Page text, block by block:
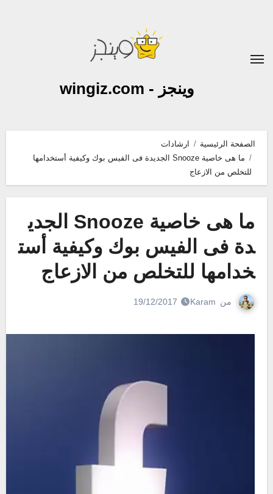
وينجز - wingiz.com
الصفحة الرئيسية
ارشادات
ما هى خاصية Snooze الجديدة فى الفيس بوك وكيفية أستخدامها
للتخلص من الازعاج
ما هى خاصية Snooze الجدي
دة فى الفيس بوك وكيفية أست
خدامها للتخلص من الازعاج
من Karam
19/12/2017